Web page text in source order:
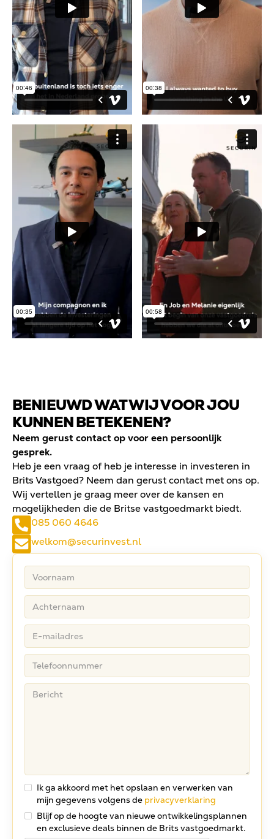
BENIEUWD WAT WIJ VOOR JOU
KUNNEN BETEKENEN?
Neem gerust contact op voor een persoonlijk
gesprek.
Heb je een vraag of heb je interesse in investeren in
Brits Vastgoed? Neem dan gerust contact met ons op.
Wij vertellen je graag meer over de kansen en
mogelijkheden die de Britse vastgoedmarkt biedt.
085 060 4646
welkom@securinvest.nl
Ik ga akkoord met het opslaan en verwerken van
mijn gegevens volgens de privacyverklaring
Blijf op de hoogte van nieuwe ontwikkelingsplannen
en exclusieve deals binnen de Brits vastgoedmarkt.